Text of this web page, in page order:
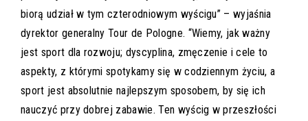
biorą udział w tym czterodniowym wyścigu” – wyjaśnia
dyrektor generalny Tour de Pologne. “Wiemy, jak ważny
jest sport dla rozwoju; dyscyplina, zmęczenie i cele to
aspekty, z którymi spotykamy się w codziennym życiu, a
sport jest absolutnie najlepszym sposobem, by się ich
nauczyć przy dobrej zabawie. Ten wyścig w przeszłości